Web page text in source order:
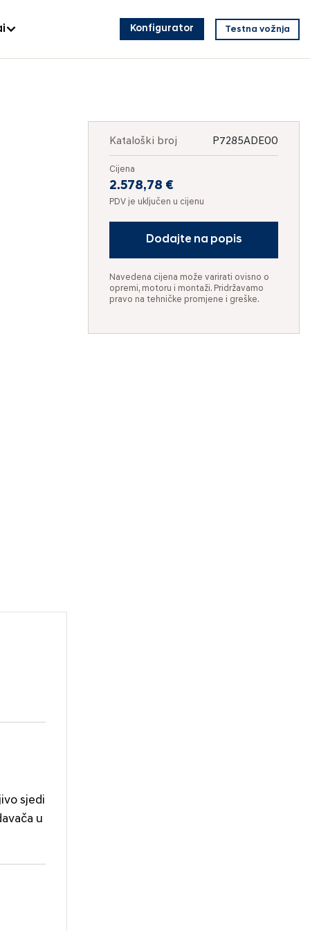
Konfigurator Testna vožnja
sjedi
u
Kataloški broj P7285ADE00
Cijena
2.578,78 €
PDV je uključen u cijenu
Dodajte na popis
Navedena cijena može varirati ovisno o
opremi, motoru i montaži. Pridržavamo
pravo na tehničke promjene i greške.